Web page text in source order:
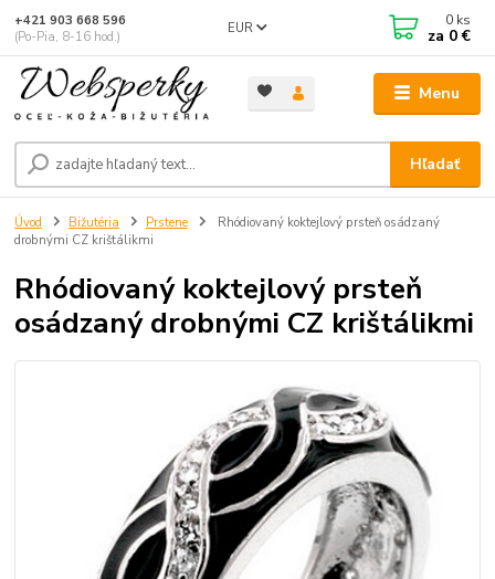
Menu
EUR
Hľadať
+421 903 668 596
(Po-Pia, 8-16 hod.)
0 ks
za 0 €
Úvod Bižutéria Prstene
Rhódiovaný koktejlový prsteň osádzaný
drobnými CZ krištálikmi
Rhódiovaný koktejlový prsteň
osádzaný drobnými CZ krištálikmi